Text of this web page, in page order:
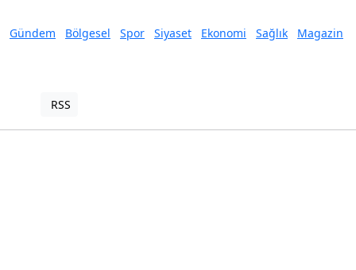
Gündem Bölgesel Spor Siyaset Ekonomi Sağlık Magazin
RSS